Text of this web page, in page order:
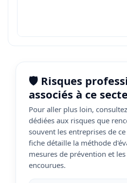
🛡️ Risques
associés à ce
Pour aller plus loin,
dédiées aux risques que
souvent les entreprises de
fiche détaille la méthode
mesures de prévention et
encourues.